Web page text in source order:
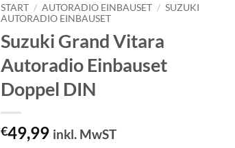
START / AUTORADIO EINBAUSET / SUZUKI
AUTORADIO EINBAUSET
Suzuki Grand Vitara
Autoradio Einbauset
Doppel DIN
€49,99 inkl. MwST